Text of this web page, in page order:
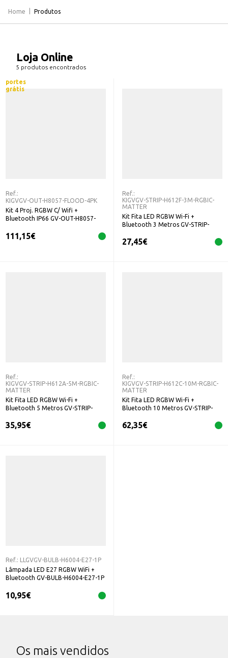
Home Produtos
Loja Online
5 produtos encontrados
portes
grátis
Ref.:
KIGVGV-OUT-H8057-FLOOD-4PK
Kit 4 Proj. RGBW C/ Wifi +
Bluetooth IP66 GV-OUT-H8057-
111,15€
Ref.:
KIGVGV-STRIP-H612F-3M-RGBIC-
MATTER
Kit Fita LED RGBW Wi-Fi +
Bluetooth 3 Metros GV-STRIP-
27,45€
Ref.:
KIGVGV-STRIP-H612A-5M-RGBIC-
MATTER
Kit Fita LED RGBW Wi-Fi +
Bluetooth 5 Metros GV-STRIP-
35,95€
Ref.:
KIGVGV-STRIP-H612C-10M-RGBIC-
MATTER
Kit Fita LED RGBW Wi-Fi +
Bluetooth 10 Metros GV-STRIP-
62,35€
Ref.:
LLGVGV-BULB-H6004-E27-1P
Lâmpada LED E27 RGBW WiFi +
Bluetooth GV-BULB-H6004-E27-1P
10,95€
Os mais vendidos